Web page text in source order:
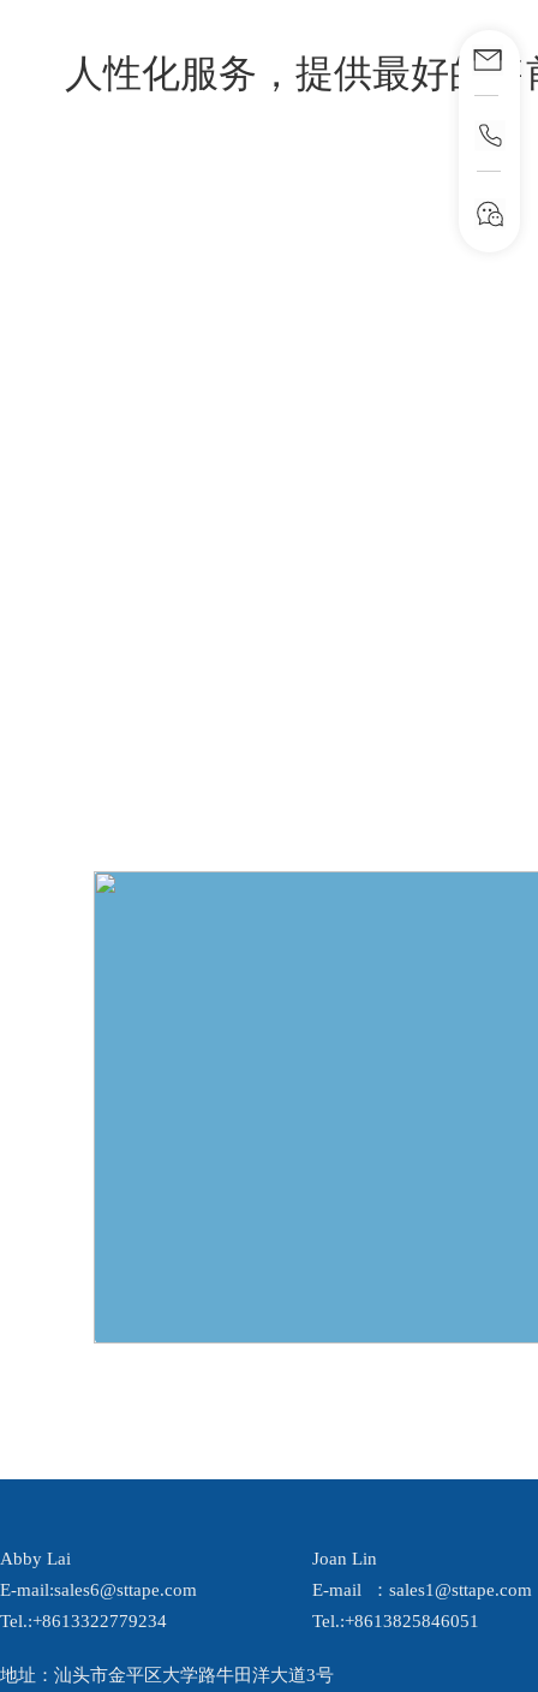
人性化服务，提供最好的
Abby Lai
E-mail:sales6@sttape.com
Tel.:+8613322779234
Joan Lin
E-mail  ：sales1@sttape.com
Tel.:+8613825846051
地址：汕头市金平区大学路牛田洋大道3号